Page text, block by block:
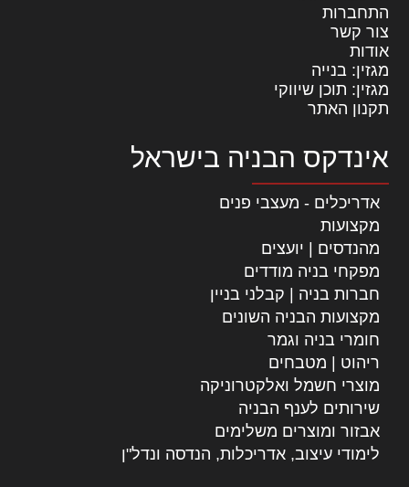
התחברות
צור קשר
אודות
מגזין: בנייה
מגזין: תוכן שיווקי
תקנון האתר
אינדקס הבניה בישראל
אדריכלים - מעצבי פנים
מקצועות
מהנדסים | יועצים
מפקחי בניה מודדים
חברות בניה | קבלני בניין
מקצועות הבניה השונים
חומרי בניה וגמר
ריהוט | מטבחים
מוצרי חשמל ואלקטרוניקה
שירותים לענף הבניה
אבזור ומוצרים משלימים
לימודי עיצוב, אדריכלות, הנדסה ונדל"ן